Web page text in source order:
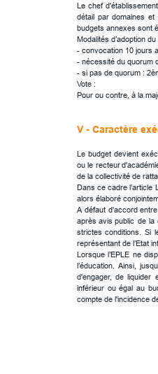
Le chef d'établissement
détail par domaines et
budgets annexes sont
Modalités d’adoption
- convocation 10 jours
- nécessité du quorum
- si pas de quorum :
Vote :
Pour ou contre, à la
V - Caractère
Le budget devient
ou le recteur
de la collectivité de
Dans ce cadre l’article
alors élaboré
A défaut d'accord entre
après avis public de la
strictes conditions. Si
représentant de l’Etat
Lorsque l’EPLE ne
l’éducation. Ainsi,
d'engager, de liquider
inférieur ou égal au
compte de l'incidence